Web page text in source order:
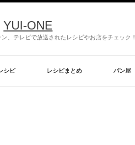
YUI-ONE
、テレビで放送されたレシピやお店をチェック！
シピ レシピまとめ パン屋